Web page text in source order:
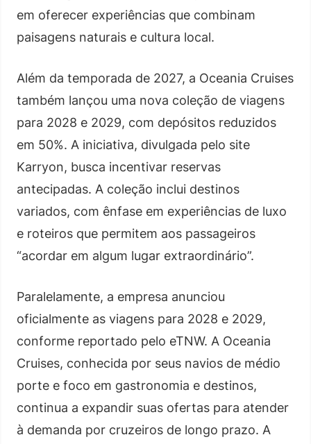
em oferecer experiências que combinam
paisagens naturais e cultura local.
Além da temporada de 2027, a Oceania Cruises
também lançou uma nova coleção de viagens
para 2028 e 2029, com depósitos reduzidos
em 50%. A iniciativa, divulgada pelo site
Karryon, busca incentivar reservas
antecipadas. A coleção inclui destinos
variados, com ênfase em experiências de luxo
e roteiros que permitem aos passageiros
“acordar em algum lugar extraordinário”.
Paralelamente, a empresa anunciou
oficialmente as viagens para 2028 e 2029,
conforme reportado pelo eTNW. A Oceania
Cruises, conhecida por seus navios de médio
porte e foco em gastronomia e destinos,
continua a expandir suas ofertas para atender
à demanda por cruzeiros de longo prazo. A